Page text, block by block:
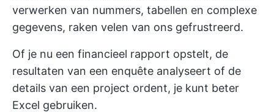
verwerken van nummers, tabellen en complexe
gegevens, raken velen van ons gefrustreerd.
Of je nu een financieel rapport opstelt, de
resultaten van een enquête analyseert of de
details van een project ordent, je kunt beter
Excel gebruiken.